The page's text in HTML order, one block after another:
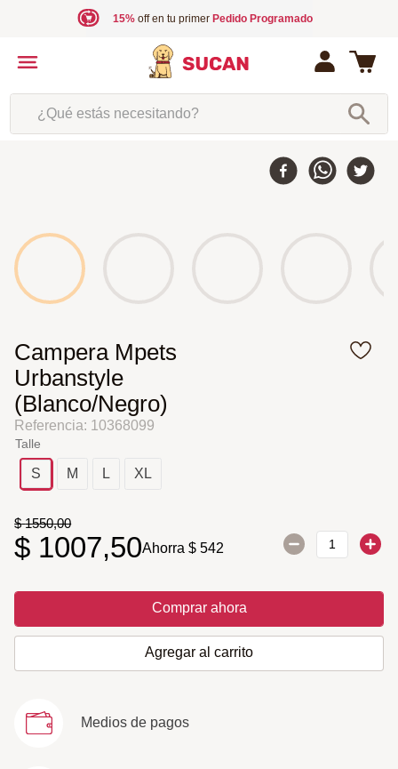
15%off en tu primer Pedido Programado
¿Qué estás necesitando?
-35 %
Campera Mpets
Urbanstyle
(Blanco/Negro)
Referencia: 10368099
Talle
S M L XL
$ 1550,00
$ 1007,50Ahorra$ 542
Comprar ahora
Agregar al carrito
Medios de pagos